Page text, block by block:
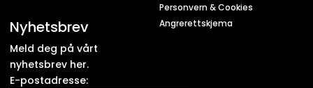
Nyhetsbrev
Meld deg på vårt
nyhetsbrev her.
E-postadresse:
Personvern & Cookies
Angrerettskjema